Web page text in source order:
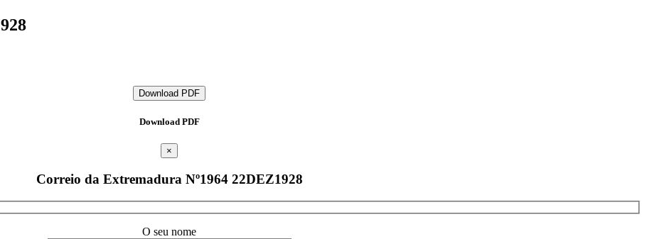
Download PDF
Download PDF
×
Correio da Extremadura Nº1964 22DEZ1928
O seu nome